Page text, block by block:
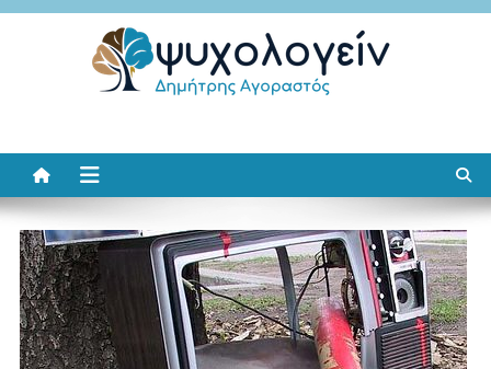
Μεταπηδήστε